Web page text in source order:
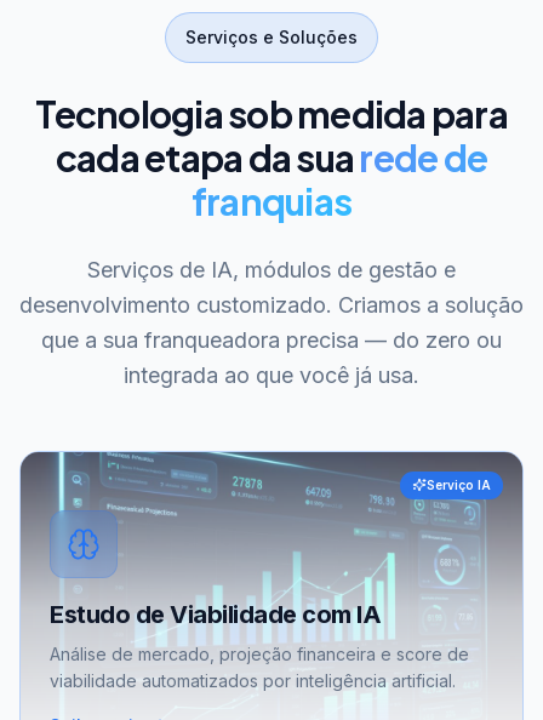
Serviços e Soluções
Tecnologia sob medida para
cada etapa da suarede de
franquias
Serviços de IA, módulos de gestão e
desenvolvimento customizado. Criamos a solução
que a sua franqueadora precisa — do zero ou
integrada ao que você já usa.
Serviço IA
Estudo de Viabilidade com IA
Análise de mercado, projeção financeira e score de
viabilidade automatizados por inteligência artificial.